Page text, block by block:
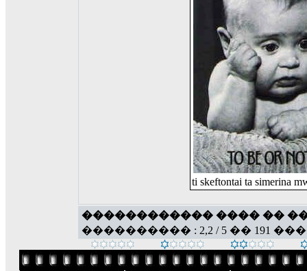
ti skeftontai ta simerina
������������ ���� ��
���������� : 2,2 / 5 �� 191